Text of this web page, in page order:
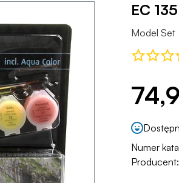
EC
Model Set
Numer
Producent: